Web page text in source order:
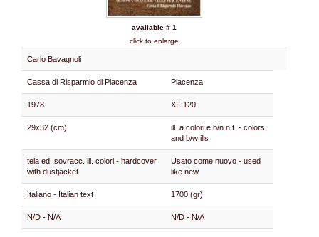
available # 1
click to enlarge
Carlo Bavagnoli
Cassa di Risparmio di Piacenza Piacenza
1978 XII-120
29x32 (cm)
ill. a colori e b/n n.t. - colors
and b/w ills
tela ed. sovracc. ill. colori - hardcover
with dustjacket
Usato come nuovo - used
like new
Italiano - Italian text 1700 (gr)
N/D - N/A N/D - N/A